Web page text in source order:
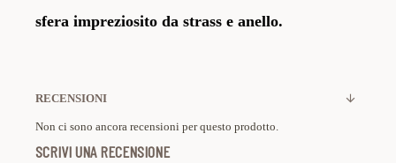
sfera impreziosito da strass e anello.
RECENSIONI
Non ci sono ancora recensioni per questo prodotto.
SCRIVI UNA RECENSIONE